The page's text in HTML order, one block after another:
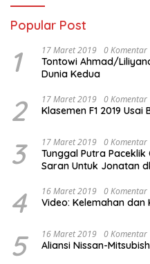
Popular Post
1 17 Maret 2019 0 Komentar
Tontowi Ahmad/
Dunia Kedua
2 17 Maret 2019 0 Komentar
Klasemen F1 2019
3 17 Maret 2019 0 Komentar
Tunggal Putra Paceklik
Saran Untuk Jonatan
4 16 Maret 2019 0 Komentar
Video: Kelemahan dan
5 16 Maret 2019 0 Komentar
Aliansi Nissan-